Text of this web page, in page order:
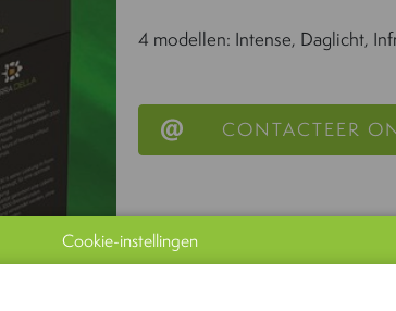
4 modellen: Intense, Daglicht,
CONTACTEER
Cookie-instellingen